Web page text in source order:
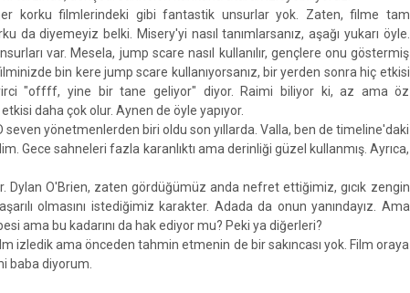
korku filmlerindeki gibi fantastik unsurlar yok. Zaten, filme tam
da diyemeyiz belki. Misery'yi nasıl tanımlarsanız, aşağı yukarı öyle.
var. Mesela, jump scare nasıl kullanılır, gençlere onu göstermiş
bin kere jump scare kullanıyorsanız, bir yerden sonra hiç etkisi
"offff, yine bir tane geliyor" diyor. Raimi biliyor ki, az ama öz
etkisi daha çok olur. Aynen de öyle yapıyor.
seven yönetmenlerden biri oldu son yıllarda. Valla, ben de timeline'daki
Gece sahneleri fazla karanlıktı ama derinliği güzel kullanmış. Ayrıca,
Dylan O'Brien, zaten gördüğümüz anda nefret ettiğimiz, gıcık zengin
olmasını istediğimiz karakter. Adada da onun yanındayız. Ama
ama bu kadarını da hak ediyor mu? Peki ya diğerleri?
izledik ama önceden tahmin etmenin de bir sakıncası yok. Film oraya
baba diyorum.